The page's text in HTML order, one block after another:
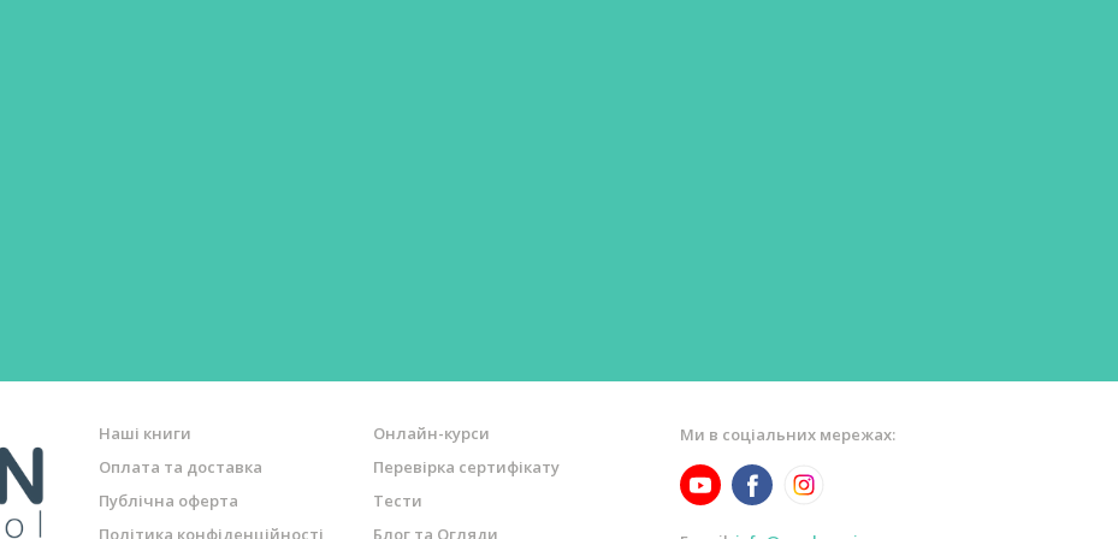
Наші книги
Онлайн-курси
Оплата та доставка
Перевірка сертифікату
Публічна оферта
Тести
Політика конфіденційності
Блог та Огляди
Ми в соціальних мережах: